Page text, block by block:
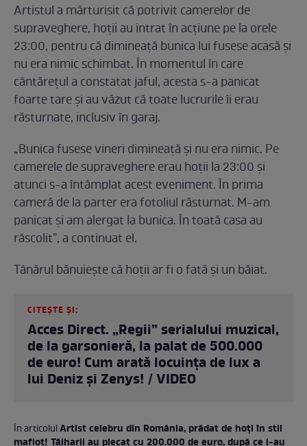
Artistul a mărturisit că potrivit camerelor de
supraveghere, hoții au intrat în acțiune pe la orele
23:00, pentru că dimineață bunica lui fusese acasă și
nu era nimic schimbat. În momentul în care
cântărețul a constatat jaful, acesta s-a panicat
foarte tare și au văzut că toate lucrurile îi erau
răsturnate, inclusiv în garaj.
„Bunica fusese vineri dimineață și nu era nimic. Pe
camerele de supraveghere erau hoții la 23:00 și
atunci s-a întâmplat acest eveniment. În prima
cameră de la parter era fotoliul răsturnat. M-am
panicat și am alergat la bunica. În toată casa au
răscolit”, a continuat el.
Tânărul bănuiește că hoții ar fi o fată și un băiat.
CITEȘTE ȘI:
Acces Direct. „Regii” serialului muzical,
de la garsonieră, la palat de 500.000
de euro! Cum arată locuința de lux a
lui Deniz și Zenys! / VIDEO
În articolulArtist celebru din România, prădat de hoți în stil